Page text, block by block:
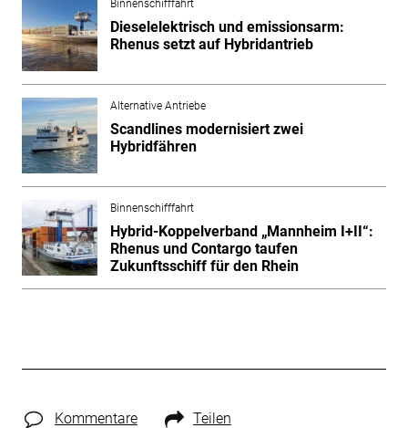
Binnenschifffahrt
Dieselelektrisch und emissionsarm:
Rhenus setzt auf Hybridantrieb
Alternative Antriebe
Scandlines modernisiert zwei
Hybridfähren
Binnenschifffahrt
Hybrid-Koppelverband „Mannheim I+II“:
Rhenus und Contargo taufen
Zukunftsschiff für den Rhein
Kommentare Teilen